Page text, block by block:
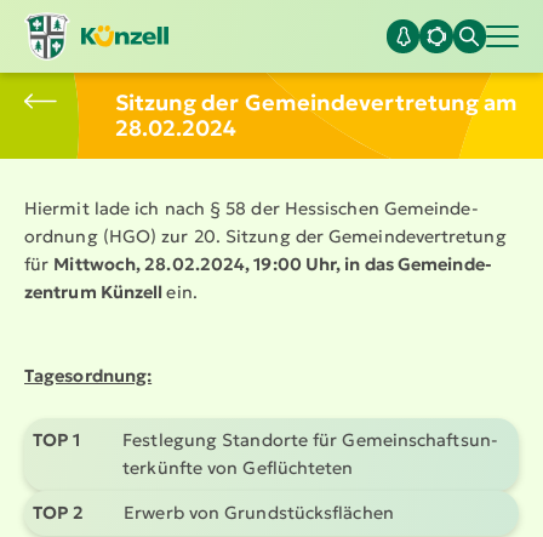
Sitzung der Gemein­de­ver­tretung am
28.02.2024
Hiermit lade ich nach § 58 der Hessischen Gemein­de­
ordnung (HGO) zur 20. Sitzung der Gemein­de­ver­tretung
für Mittwoch, 28.02.2024,19:00 Uhr, in das Gemein­de­
zentrum Künzellein.
Tages­ordnung:
TOP 1
Festlegung Standorte für Gemein­schafts­un­
ter­künfte von Geflüch­teten
TOP 2 Erwerb von Grund­stücks­flächen